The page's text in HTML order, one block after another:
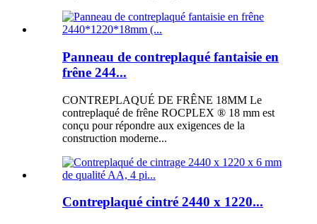
Panneau de contreplaqué fantaisie en
frêne 244...
CONTREPLAQUÉ DE FRÊNE 18MM Le
contreplaqué de frêne ROCPLEX ® 18 mm est
conçu pour répondre aux exigences de la
construction moderne...
Contreplaqué cintré 2440 x 1220...